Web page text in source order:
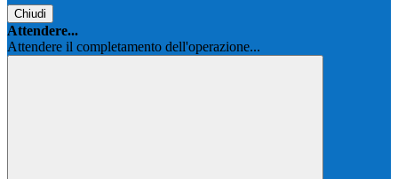
Chiudi
Attendere...
Attendere il completamento dell'operazione...